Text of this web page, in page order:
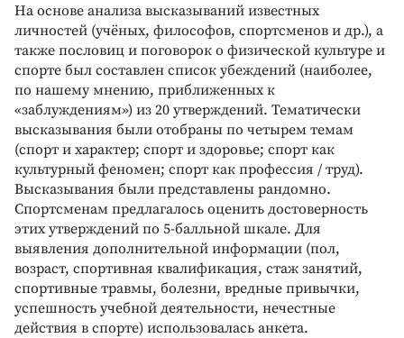
На основе анализа высказываний известных
личностей (учёных, философов, спортсменов и др.), а
также пословиц и поговорок о физической культуре и
спорте был составлен список убеждений (наиболее,
по нашему мнению, приближенных к
«заблуждениям») из 20 утверждений. Тематически
высказывания были отобраны по четырем темам
(спорт и характер; спорт и здоровье; спорт как
культурный феномен; спорт как профессия / труд).
Высказывания были представлены рандомно.
Спортсменам предлагалось оценить достоверность
этих утверждений по 5-балльной шкале. Для
выявления дополнительной информации (пол,
возраст, спортивная квалификация, стаж занятий,
спортивные травмы, болезни, вредные привычки,
успешность учебной деятельности, нечестные
действия в спорте) использовалась анкета.